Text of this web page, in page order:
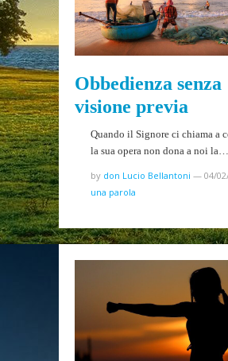
Obbedienza senza
visione previa
Quando il Signore ci chiama a
la sua opera non dona a noi la…
by don Lucio Bellantoni — 04/
una parola